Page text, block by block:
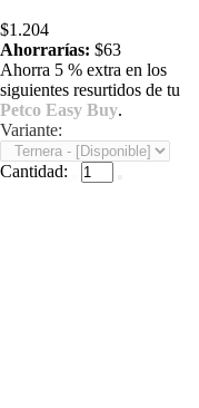
$1.204
Ahorrarías: $63
Ahorra 5 % extra en los
siguientes resurtidos de tu
Petco Easy Buy.
Variante:
Cantidad: